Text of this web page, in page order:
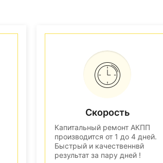
Скорость
Капитальный ремонт АКПП
производится от 1 до 4 дней.
Быстрый и качественнвй
результат за пару дней !